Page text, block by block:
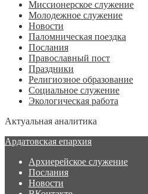
Миссионерское служение
Молодежное служение
Новости
Паломническая поездка
Послания
Православный пост
Праздники
Религиозное образование
Социальное служение
Экологическая работа
Актуальная аналитика
Ардатовская епархия
Архиерейское служение
Послания
Новости